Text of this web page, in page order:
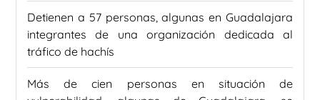
Detienen a 57 personas, algunas en Guadalajara
integrantes de una organización dedicada al
tráfico de hachís
Más de cien personas en situación de